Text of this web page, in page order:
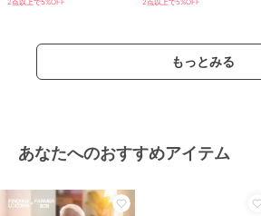
2点以上で5%OFF 2点以上で5%OFF
もっとみる
あなたへのおすすめアイテム